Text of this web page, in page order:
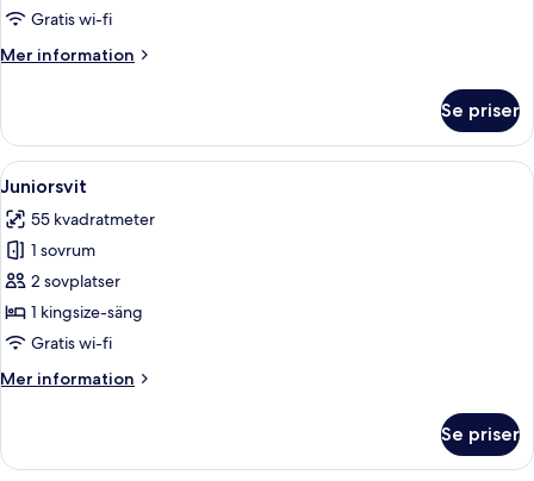
-
kingsize-
Gratis wi-fi
Mer information
Mer
rum
1
säng
Se priser
Öppna
alla
foton
för
Juniorsvit
Ett hotellrum med en stor säng, ett
5
Juniorsvit
55 kvadratmeter
1 sovrum
2 sovplatser
1 kingsize-säng
Gratis wi-fi
Mer information
Mer
Se priser